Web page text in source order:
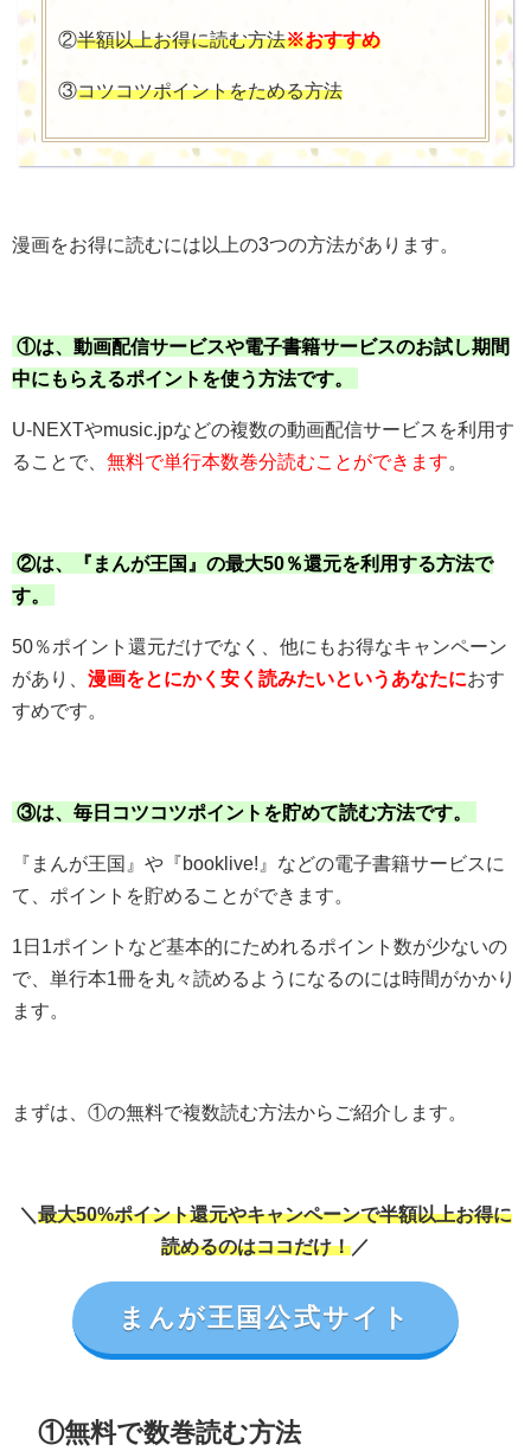
②半額以上お得に読む方法※おすすめ
③コツコツポイントをためる方法
漫画をお得に読むには以上の3つの方法があります。
①は、動画配信サービスや電子書籍サービスのお試し期間
中にもらえるポイントを使う方法です。
U-NEXTやmusic.jpなどの複数の動画配信サービスを利用す
ることで、 無料で単行本数巻分読むことができます
②は、『まんが王国』の最大50％還元を利用する方法で
す。
50％ポイント還元だけでなく、他にもお得なキャンペーン
があり、 漫画をとにかく安く読みたいというあなたにおす
すめです。
③は、毎日コツコツポイントを貯めて読む方法です。
『まんが王国』や『booklive!』などの電子書籍サービスに
て、ポイントを貯めることができます。
1日1ポイントなど基本的にためれるポイント数が少ないの
で、単行本1冊を丸々読めるようになるのには時間がかかり
ます。
まずは、①の無料で複数読む方法からご紹介します。
＼ 最大50%ポイント還元やキャンペーンで半額以上お得に
読めるのはココだけ！ ／
まんが王国公式サイト
①無料で数巻読む方法